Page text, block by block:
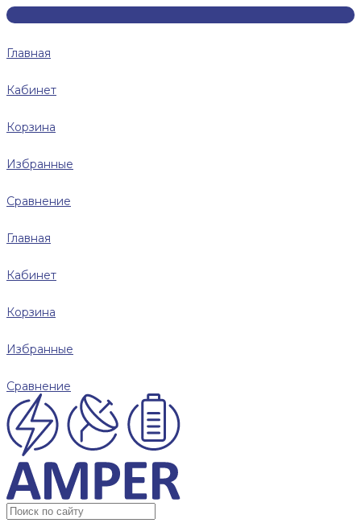
Главная
Кабинет
Корзина
Избранные
Сравнение
Главная
Кабинет
Корзина
Избранные
Сравнение